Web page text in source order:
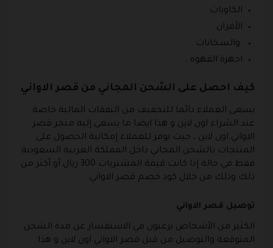
الكاويات .
الأفران .
.والسخانات .
اجهزة القهوة .
كيف احصل على الشحن المجاني من قصر الاواني
يسعى العملاء دائما للتخفيف من النفقات المالية خاصة
عند الشراء اون لاين و هذا ايضا ما يسعى إليه متجر قصر
الاواني اون لاين ، حيث يوفر للعملاء إمكانية الحصول على
المنتجات بالشحن المجاني داخل المملكة العربية السعودية
فقط في حالة إذا كانت قيمة المشتريات 300 ريال أو أكثر من
ذلك وذلك من خلال كود خصم قصر الاواني.
توصيل قصر الاواني
الكثير من الأشخاص يرغبون في الاستفسار عن مدة الشحن
المتوقعة والتوصيل من قبل قصر الاواني اون لاين و هذا